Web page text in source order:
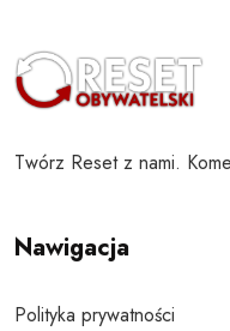
Twórz Reset z nami.
Nawigacja
Polityka prywatności